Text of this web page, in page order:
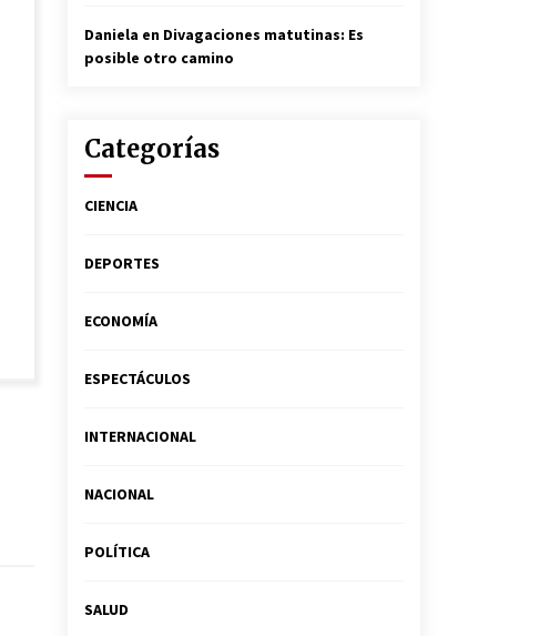
Daniela en Divagaciones matutinas: Es
posible otro camino
Categorías
CIENCIA
DEPORTES
ECONOMÍA
ESPECTÁCULOS
INTERNACIONAL
NACIONAL
POLÍTICA
SALUD